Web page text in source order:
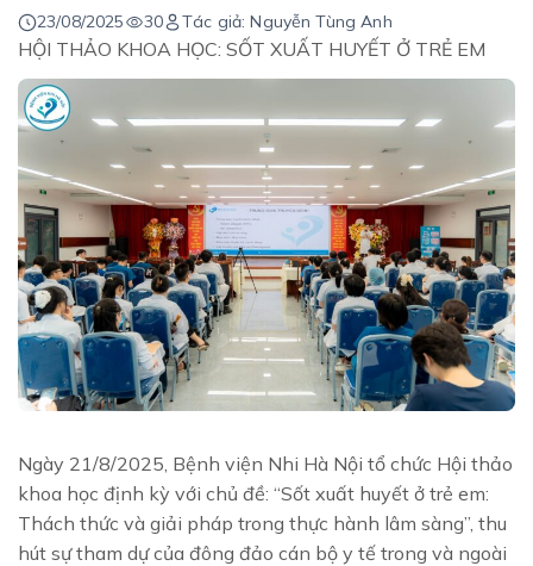
Tác giả: Nguyễn Tùng Anh
23/08/2025 30
HỘI THẢO KHOA HỌC: SỐT XUẤT HUYẾT Ở TRẺ EM
Ngày 21/8/2025, Bệnh viện Nhi Hà Nội tổ chức Hội thảo
khoa học định kỳ với chủ đề: “Sốt xuất huyết ở trẻ em:
Thách thức và giải pháp trong thực hành lâm sàng”, thu
hút sự tham dự của đông đảo cán bộ y tế trong và ngoài